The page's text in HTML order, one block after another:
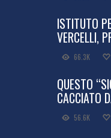
ISTITUTO
VERCELLI,
66.3K
QUESTO
CACCIATO
56.6K